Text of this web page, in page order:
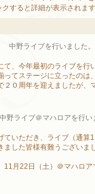
すると詳細が表示されます
中野ライブを行いました。
て、今年最初のライブを行
ってステージに立ったの
２０周年を迎えましたが、
ライブ＠マハロアを行い
ていただき、ライブ（通算
ました皆様有難うございま
11月22日（土）＠マハロア